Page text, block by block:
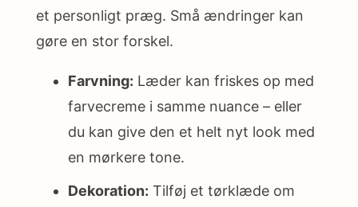
et personligt præg. Små ændringer kan
gøre en stor forskel.
Farvning: Læder kan friskes op med
farvecreme i samme nuance – eller
du kan give den et helt nyt look med
en mørkere tone.
Dekoration: Tilføj et tørklæde om